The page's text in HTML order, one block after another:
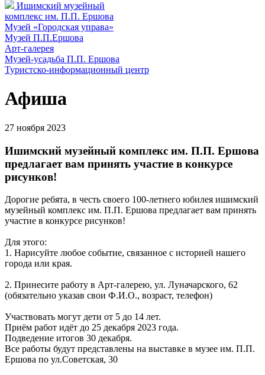
Ишимский музейный
комплекс им. П.П. Ершова
Музей «Городская управа»
Музей П.П.Ершова
Арт-галерея
Музей-усадьба П.П. Ершова
Туристско-информационный центр
Афиша
27 ноября 2023
Ишимский музейный комплекс им. П.П. Ершова
предлагает вам принять участие в конкурсе
рисунков!
Дорогие ребята, в честь своего 100-летнего юбилея ишимский
музейный комплекс им. П.П. Ершова предлагает вам принять
участие в конкурсе рисунков!
Для этого:
1. Нарисуйте любое событие, связанное с историей нашего
города или края.
2. Принесите работу в Арт-галерею, ул. Луначарского, 62
(обязательно указав свои Ф.И.О., возраст, телефон)
Участвовать могут дети от 5 до 14 лет.
Приём работ идёт до 25 декабря 2023 года.
Подведение итогов 30 декабря.
Все работы будут представлены на выставке в музее им. П.П.
Ершова по ул.Советская, 30